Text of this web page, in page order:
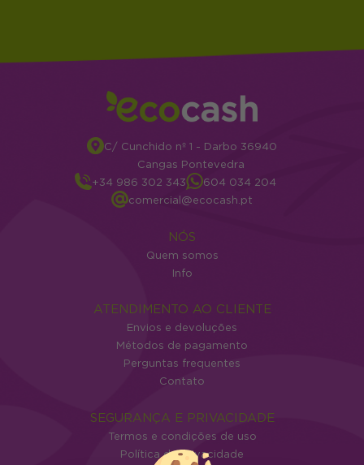
C/ Cunchido nº 1 - Darbo 36940
Cangas Pontevedra
+34 986 302 343
604 034 204
comercial@ecocash.pt
NÓS
Quem somos
Info
ATENDIMENTO AO CLIENTE
Envios e devoluções
Métodos de pagamento
Perguntas frequentes
Contato
SEGURANÇA E PRIVACIDADE
Termos e condições de uso
Política de privacidade